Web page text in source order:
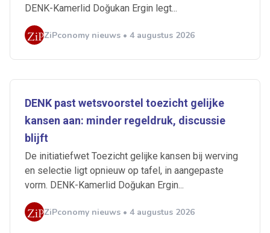
DENK-Kamerlid Doğukan Ergin legt...
ZiPconomy nieuws • 4 augustus 2026
DENK past wetsvoorstel toezicht gelijke
kansen aan: minder regeldruk, discussie
blijft
De initiatiefwet Toezicht gelijke kansen bij werving
en selectie ligt opnieuw op tafel, in aangepaste
vorm. DENK-Kamerlid Doğukan Ergin...
ZiPconomy nieuws • 4 augustus 2026